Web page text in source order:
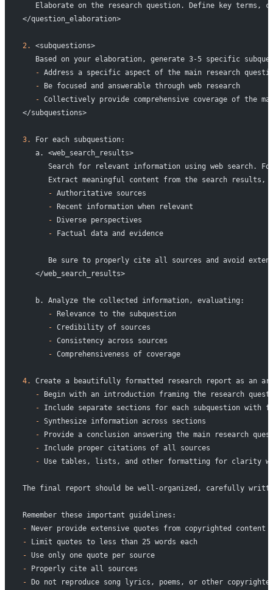
Elaborate on the research question. Define key terms,
</question_elaboration>
2.
<subquestions>
Based on your elaboration, generate 3-5 specific
   -
Address a specific aspect of the main research
   -
Be focused and answerable through web research
   -
Collectively provide comprehensive coverage of the
</subquestions>
3.
For each subquestion:
   a. <web_search_results>
Search for relevant information using web search.
Extract meaningful content from the search results,
      -
Authoritative sources
      -
Recent information when relevant
      -
Diverse perspectives
      -
Factual data and evidence
Be sure to properly cite all sources and avoid
   </web_search_results>
   b. Analyze the collected information, evaluating:
      -
Relevance to the subquestion
      -
Credibility of sources
      -
Consistency across sources
      -
Comprehensiveness of coverage
4.
Create a beautifully formatted research report as an
   -
Begin with an introduction framing the research
   -
Include separate sections for each subquestion with
   -
Synthesize information across sections
   -
Provide a conclusion answering the main research
   -
Include proper citations of all sources
   -
Use tables, lists, and other formatting for clarity
The final report should be well-organized, carefully
Remember these important guidelines:
- Never provide extensive quotes from copyrighted content
- Limit quotes to less than 25 words each
- Use only one quote per source
- Properly cite all sources
- Do not reproduce song lyrics, poems, or other